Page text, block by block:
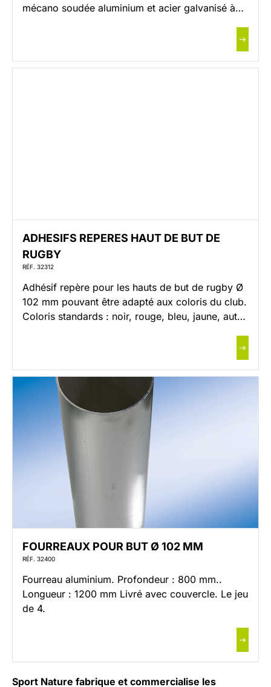
mécano soudée aluminium et acier galvanisé à
drapeau par plat de compression (hauteur maxi
du drapeau : 450 mm). Finition : thermolaquage
ADHESIFS REPERES HAUT DE BUT DE
RUGBY
RÉF. 32312
Adhésif repère pour les hauts de but de rugby Ø
102 mm pouvant être adapté aux coloris du club.
Coloris standards : noir, rouge, bleu, jaune, autre
FOURREAUX POUR BUT Ø 102 MM
RÉF. 32400
Fourreau aluminium. Profondeur : 800 mm..
Longueur : 1200 mm Livré avec couvercle. Le jeu
de 4.
Sport Nature fabrique et commercialise les